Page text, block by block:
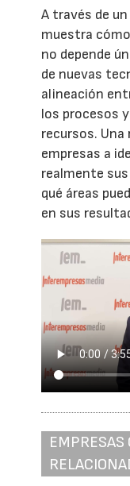
A través de
muestra
no depende
de nuevas
alineación
los procesos
recursos.
empresas a
realmente
qué áreas
en sus
EMPRESAS